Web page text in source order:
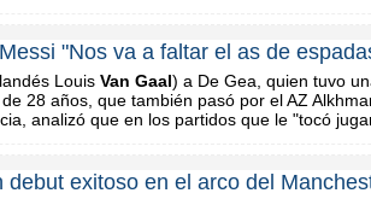
"Nos va a faltar el as de
Louis Van Gaal) a De Gea, quien tuvo
28 años, que también pasó por el AZ
analizó que en los partidos que le "tocó
debut exitoso en el arco del